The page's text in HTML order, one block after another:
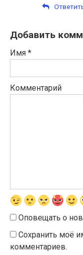
Добавить
Имя *
Комментарий
Оповещать о
Сохранить моё
комментариев.